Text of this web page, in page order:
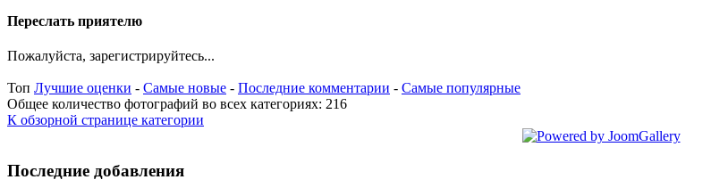
Переслать приятелю
Пожалуйста, зарегистрируйтесь...
Топ Лучшие оценки - Самые новые - Последние комментарии - Самые популярные
Общее количество фотографий во всех категориях: 216
К обзорной странице категории
Последние добавления